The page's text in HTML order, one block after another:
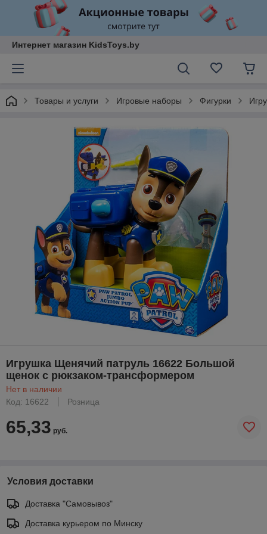
Интернет магазин KidsToys.by
Товары и услуги Игровые наборы Фигурки
Игрушка Щенячий патруль 16622 Большой
щенок с рюкзаком-трансформером
Нет в наличии
Код: 16622
Розница
65,33 руб.
Условия доставки
Доставка "Самовывоз"
Доставка курьером по Минску